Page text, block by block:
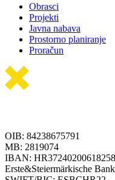
Obrasci
Projekti
Javna nabava
Prostorno planiranje
Proračun
OIB: 84238675791
MB: 2819074
IBAN:
Erste&Steiermärkische